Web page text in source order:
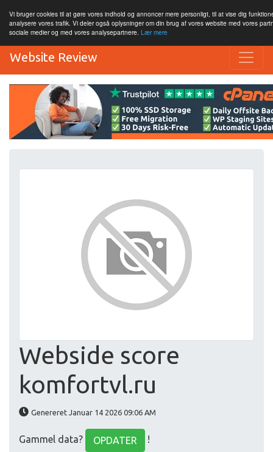
Vi bruger cookies til at gøre vores indhold og annoncer mere personligt, til at vise dig
analysere vores trafik. Vi deler også oplysninger om din brug af vores website med vores
sociale medier og med vores analysepartnere. Lær mere
Website Review
Webside score
komfortvl.ru
Genereret Januar 14 2026 09:06 AM
Gammel data? OPDATER !